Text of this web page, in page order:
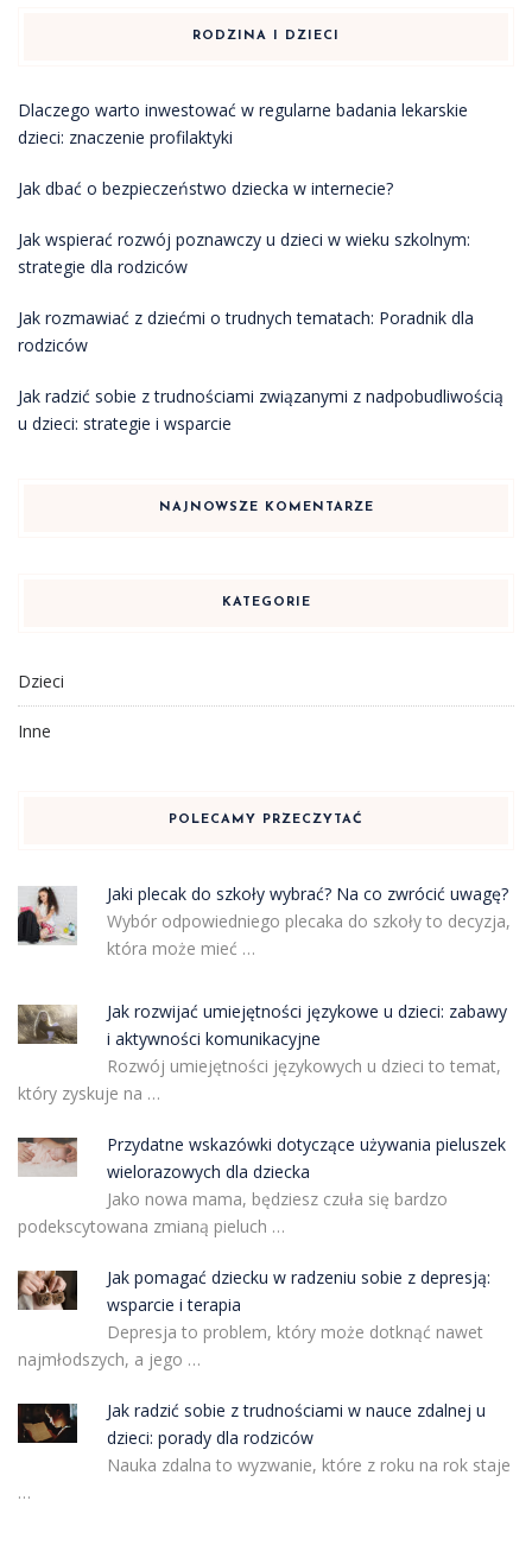
RODZINA I DZIECI
Dlaczego warto inwestować w regularne badania lekarskie
dzieci: znaczenie profilaktyki
Jak dbać o bezpieczeństwo dziecka w internecie?
Jak wspierać rozwój poznawczy u dzieci w wieku szkolnym:
strategie dla rodziców
Jak rozmawiać z dziećmi o trudnych tematach: Poradnik dla
rodziców
Jak radzić sobie z trudnościami związanymi z nadpobudliwością
u dzieci: strategie i wsparcie
NAJNOWSZE KOMENTARZE
KATEGORIE
Dzieci
Inne
POLECAMY PRZECZYTAĆ
Jaki plecak do szkoły wybrać? Na co zwrócić uwagę?
Wybór odpowiedniego plecaka do szkoły to decyzja,
która może mieć …
Jak rozwijać umiejętności językowe u dzieci: zabawy
i aktywności komunikacyjne
Rozwój umiejętności językowych u dzieci to temat,
który zyskuje na …
Przydatne wskazówki dotyczące używania pieluszek
wielorazowych dla dziecka
Jako nowa mama, będziesz czuła się bardzo
podekscytowana zmianą pieluch …
Jak pomagać dziecku w radzeniu sobie z depresją:
wsparcie i terapia
Depresja to problem, który może dotknąć nawet
najmłodszych, a jego …
Jak radzić sobie z trudnościami w nauce zdalnej u
dzieci: porady dla rodziców
Nauka zdalna to wyzwanie, które z roku na rok staje
…